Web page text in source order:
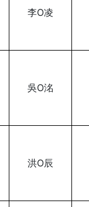
李O凌
吳O洺
洪O辰